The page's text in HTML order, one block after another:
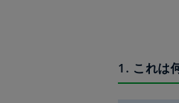
1. これは